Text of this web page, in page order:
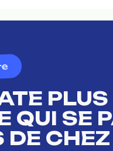
PLUS
QUI SE
DE